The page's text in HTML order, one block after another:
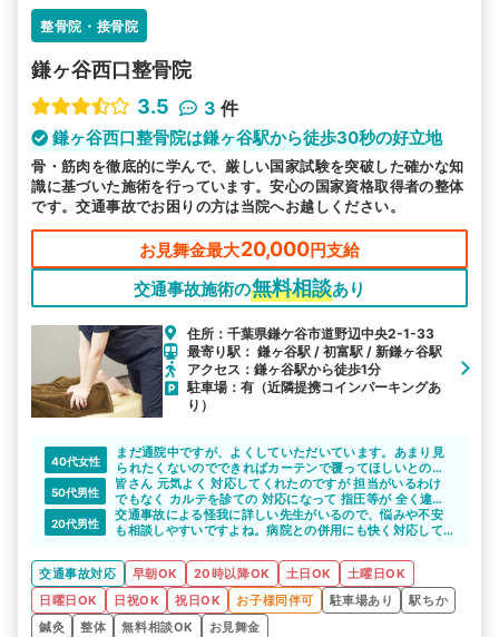
駅から探す 院名から探す
整骨院・接骨院
鎌ヶ谷西口整骨院
3.5
3 件
鎌ヶ谷西口整骨院は鎌ヶ谷駅から徒歩30秒の好立地
骨・筋肉を徹底的に学んで、厳しい国家試験を突破した確かな知
識に基づいた施術を行っています。安心の国家資格取得者の整体
です。交通事故でお困りの方は当院へお越しください。
お見舞金最大20,000円支給
交通事故施術の無料相談あり
住所：千葉県鎌ケ谷市道野辺中央2-1-33
最寄り駅： 鎌ヶ谷駅 / 初富駅 / 新鎌ヶ谷駅
アクセス：鎌ヶ谷駅から徒歩1分
駐車場：有（近隣提携コインパーキングあ
り）
40代女性
まだ通院中ですが、よくしていただいています。あまり見
られたくないのでできればカーテンで覆ってほしいとの要
望にも対応してくれて助かっています。
50代男性
皆さん 元気よく 対応してくれたのですが 担当がいるわけ
でもなく カルテを診ての 対応になって 指圧等が 全く違う
箇所になり残念でした。
20代男性
交通事故による怪我に詳しい先生がいるので、悩みや不安
も相談しやすいですよね。病院との併用にも快く対応して
交通事故対応
早朝OK 20時以降OK 土日OK
土曜日OK
日曜日OK
日祝OK 祝日OK お子様同伴可 駐車場あり
駅ちか
鍼灸
整体 無料相談OK お見舞金